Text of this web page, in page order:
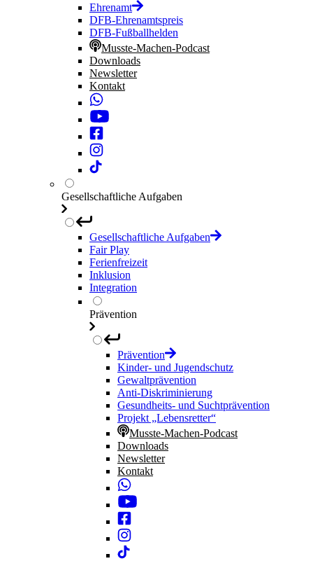
Ehrenamt
DFB-Ehrenamtspreis
DFB-Fußballhelden
Musste-Machen-Podcast
Downloads
Newsletter
Kontakt
Gesellschaftliche Aufgaben
Gesellschaftliche Aufgaben
Fair Play
Ferienfreizeit
Inklusion
Integration
Prävention
Prävention
Kinder- und Jugendschutz
Gewaltprävention
Anti-Diskriminierung
Gesundheits- und Suchtprävention
Projekt „Lebensretter“
Musste-Machen-Podcast
Downloads
Newsletter
Kontakt